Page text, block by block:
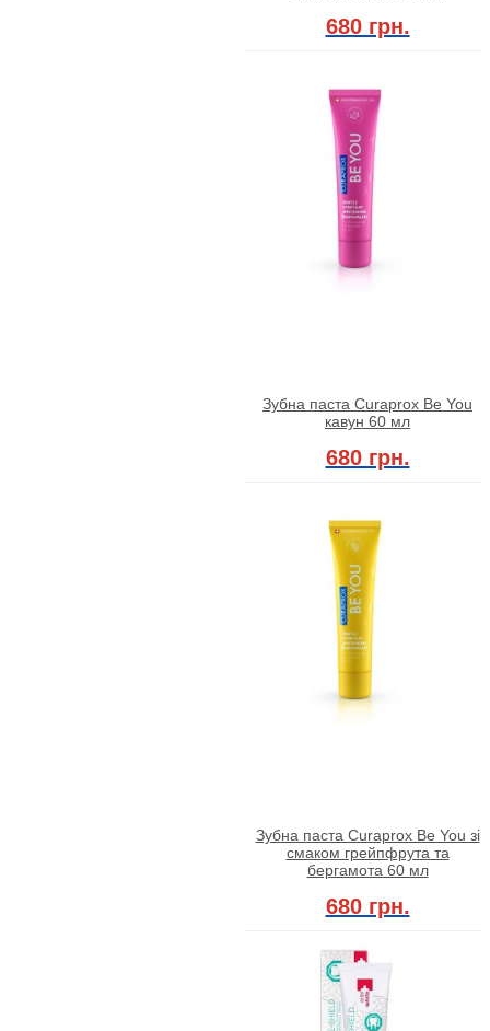
680 грн.
Зубна паста Curaprox Be You
кавун 60 мл
680 грн.
Зубна паста Curaprox Be You зі
смаком грейпфрута та
бергамота 60 мл
680 грн.